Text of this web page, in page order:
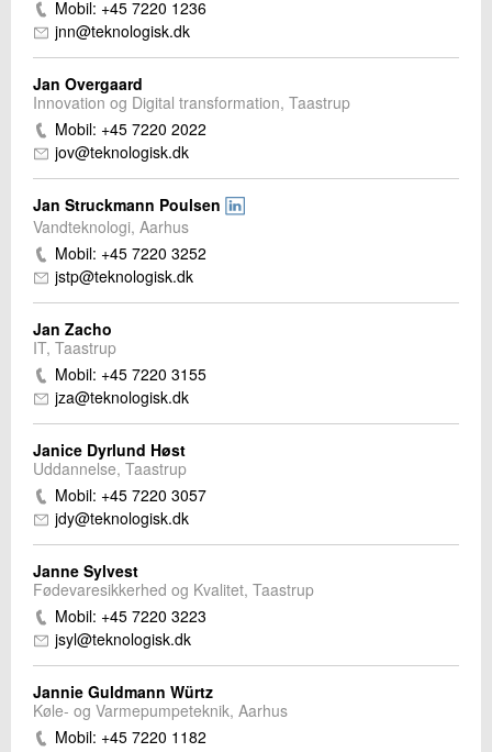
Mobil: +45 7220 1236
jnn@teknologisk.dk
Jan Overgaard
Innovation og Digital transformation, Taastrup
Mobil: +45 7220 2022
jov@teknologisk.dk
Jan Struckmann Poulsen
Vandteknologi, Aarhus
Mobil: +45 7220 3252
jstp@teknologisk.dk
Jan Zacho
IT, Taastrup
Mobil: +45 7220 3155
jza@teknologisk.dk
Janice Dyrlund Høst
Uddannelse, Taastrup
Mobil: +45 7220 3057
jdy@teknologisk.dk
Janne Sylvest
Fødevaresikkerhed og Kvalitet, Taastrup
Mobil: +45 7220 3223
jsyl@teknologisk.dk
Jannie Guldmann Würtz
Køle- og Varmepumpeteknik, Aarhus
Mobil: +45 7220 1182